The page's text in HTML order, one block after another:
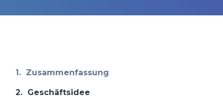
1. Zusammenfassung
2. Geschäftsidee